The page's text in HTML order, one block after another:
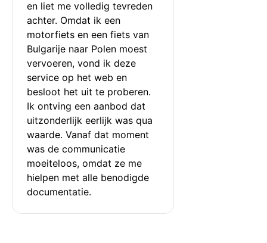
en liet me volledig tevreden
achter. Omdat ik een
motorfiets en een fiets van
Bulgarije naar Polen moest
vervoeren, vond ik deze
service op het web en
besloot het uit te proberen.
Ik ontving een aanbod dat
uitzonderlijk eerlijk was qua
waarde. Vanaf dat moment
was de communicatie
moeiteloos, omdat ze me
hielpen met alle benodigde
documentatie.